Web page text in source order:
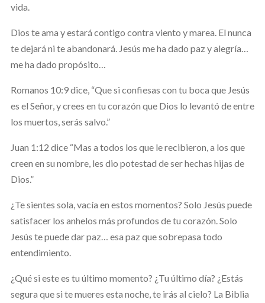
vida.
Dios te ama y estará contigo contra viento y marea. El nunca
te dejará ni te abandonará. Jesús me ha dado paz y alegría…
me ha dado propósito…
Romanos 10:9 dice, “Que si confiesas con tu boca que Jesús
es el Señor, y crees en tu corazón que Dios lo levantó de entre
los muertos, serás salvo.”
Juan 1:12 dice “Mas a todos los que le recibieron, a los que
creen en su nombre, les dio potestad de ser hechas hijas de
Dios.”
¿Te sientes sola, vacía en estos momentos? Solo Jesús puede
satisfacer los anhelos más profundos de tu corazón. Solo
Jesús te puede dar paz… esa paz que sobrepasa todo
entendimiento.
¿Qué si este es tu último momento? ¿Tu último día? ¿Estás
segura que si te mueres esta noche, te irás al cielo? La Biblia